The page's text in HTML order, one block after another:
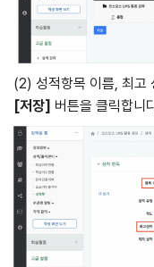
(2) 성적항목 이름, 최고
[저장] 버튼을 클릭합니